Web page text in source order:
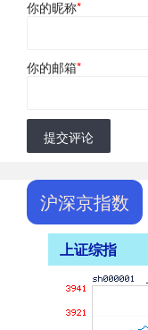
你的昵称*
你的邮箱*
提交评论
沪深京指数
上证综指